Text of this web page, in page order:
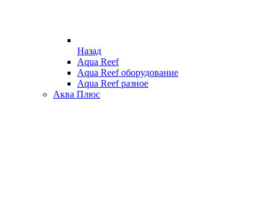
Назад
Aqua Reef
Aqua Reef оборудование
Aqua Reef разное
Аква Плюс